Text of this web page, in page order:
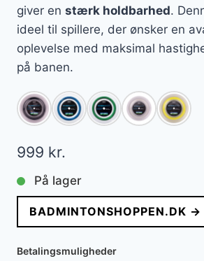
giver en stærk holdbarhed.
ideel til spillere, der ønsker en
oplevelse med maksimal
på banen.
999 kr.
På lager
BADMINTONSHOPPEN.DK →
Betalingsmuligheder